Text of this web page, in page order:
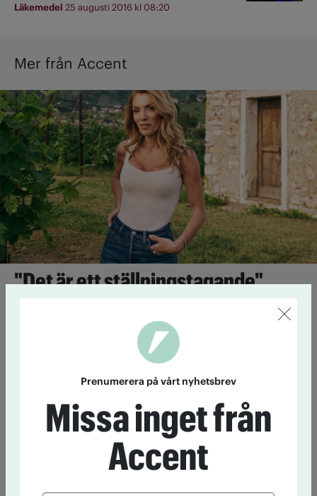
Läkemedel 25 augusti 2016 kl 08:20
Mer från Accent
"Det är ett ställningstagande"
mousserande vin i samarbete med en alkoholtillverkare. Vi
kontaktade henne för att fråga hur hon resonerar kring det.
Cannabis i gråzonen – från läkemedel
till livsstil
4 augusti 11:55Cannabis är olagligt i ­Sverige, i nästan alla ­
former. Men nu växer en marknad fram i lagens gränsland.
Vem tjänar på normaliseringen?
Prenumerera på vårt nyhetsbrev
Missa inget från
Accent